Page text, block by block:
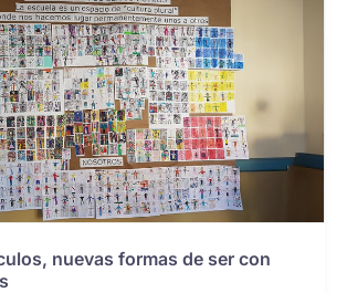
nuevas formas de ser con